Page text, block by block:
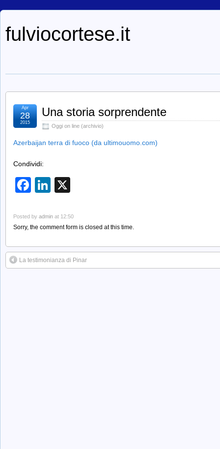
fulviocortese.it
Una storia sorprendente
Oggi on line (archivio)
Apr
28
2015
Azerbaijan terra di fuoco (da ultimouomo.com)
Condividi:
Facebook
LinkedIn
Posted by admin at 12:50
Sorry, the comment form is closed at this time.
La testimonianza di Pinar